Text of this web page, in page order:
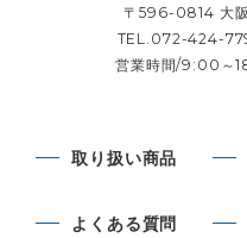
〒596-0814 大
TEL.072-424-
営業時間/9:00～
取り扱い商品
よくある質問